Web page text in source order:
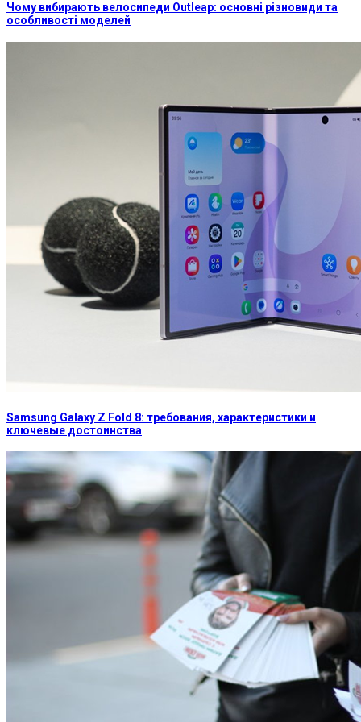
Чому вибирають велосипеди Outleap: основні різновиди та
особливості моделей
Samsung Galaxy Z Fold 8: требования, характеристики и
ключевые достоинства